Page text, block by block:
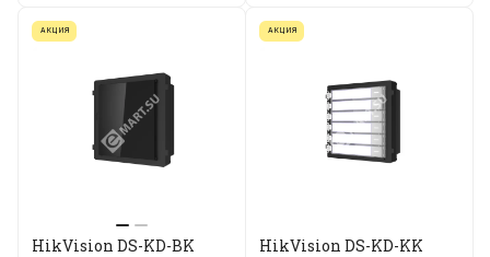
АКЦИЯ
HikVision DS-KD-BK
АКЦИЯ
HikVision DS-KD-KK